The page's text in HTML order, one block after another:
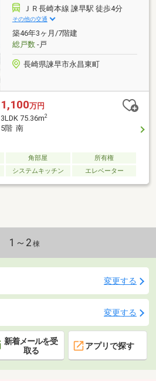
「諫早ターミナル」バス停まで徒
まで徒歩3分＜備考＞※周辺環境の距
緯度を用いて計測したものであり、
なっております
ＪＲ長崎本線 諫早駅 徒歩4分
その他の交通
築46年3ヶ月/7階建
総戸数-戸
長崎県諫早市永昌東町
1,100万円
3LDK 75.36m2
5階 南
角部屋
所有権
システムキッチン エレベーター
1～2 棟
変更する
変更する
新着メールを受
取る
アプリで探す